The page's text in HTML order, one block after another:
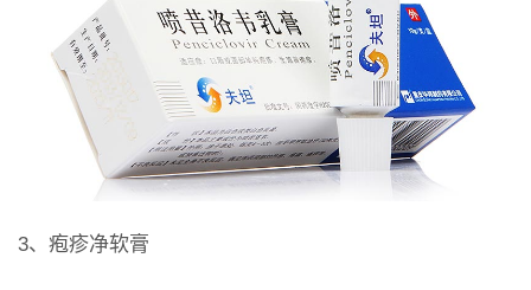
3、疱疹净软膏